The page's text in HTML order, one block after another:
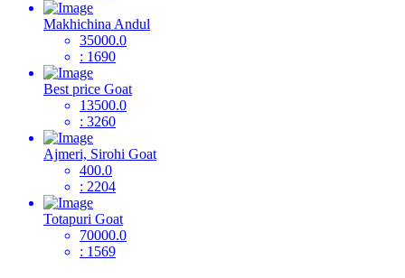
Makhichina Andul
35000.0
: 1690
Best price Goat
13500.0
: 3260
Ajmeri, Sirohi Goat
400.0
: 2204
Totapuri Goat
70000.0
: 1569